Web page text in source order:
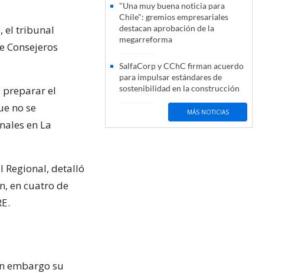
el tribunal
Consejeros
preparar el
no se
en La
Regional, detalló
en cuatro de
embargo su
"Una muy buena noticia para
Chile": gremios empresariales
destacan aprobación de la
megarreforma
SalfaCorp y CChC firman acuerdo
para impulsar estándares de
sostenibilidad en la construcción
MÁS NOTICIAS